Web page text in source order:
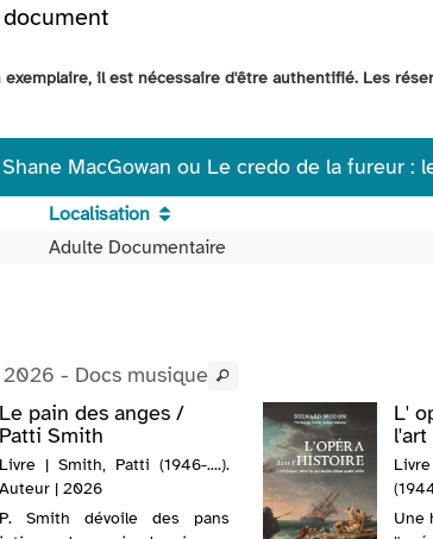
exemplaire, il est nécessaire d'être authentifié. Les
MacGowan ou Le credo de la fureur :
Localisation
Adulte Documentaire
- Docs musique
Le pain des anges /
Patti Smith
Livre | Smith, Patti (1946-....).
Auteur | 2026
P. Smith dévoile des pans
L'
l'art
Une